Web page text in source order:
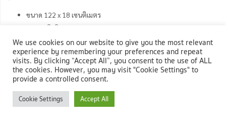
ขนาด 122 x 18 เซนติเมตร
หนา 4 มิลลิเมตร
มี Micro Bevel ออกแบบให้ขอบเฉียงเสมือนไม้จริง
ทนต่อการขยายตัวและหดตัวได้ดี
ราคา 818.18 บาท*
ช้อป VISION EN-Standard กระเบื้องยาง SPC Click Lock
We use cookies on our website to give you the most relevant
experience by remembering your preferences and repeat
visits. By clicking “Accept All”, you consent to the use of ALL
the cookies. However, you may visit "Cookie Settings" to
provide a controlled consent.
Cookie Settings Accept All